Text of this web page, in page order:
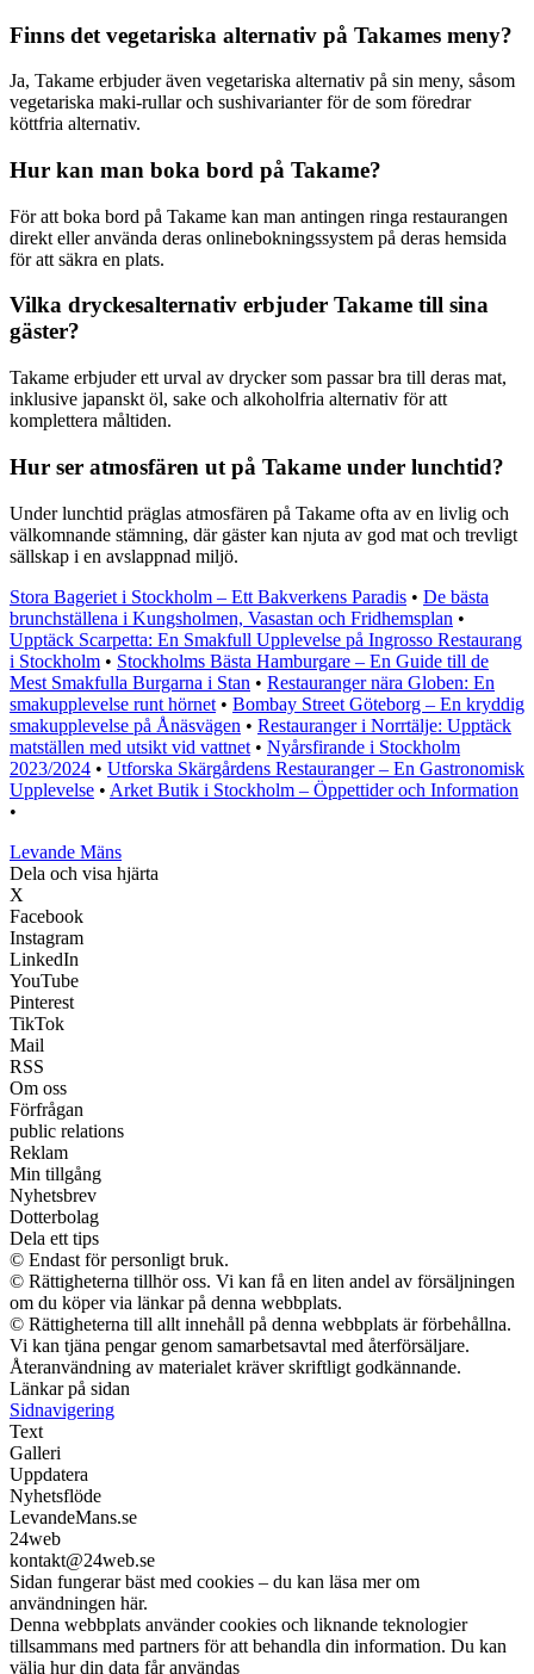
Finns det vegetariska alternativ på Takames meny?
Ja, Takame erbjuder även vegetariska alternativ på sin meny, såsom
vegetariska maki-rullar och sushivarianter för de som föredrar
köttfria alternativ.
Hur kan man boka bord på Takame?
För att boka bord på Takame kan man antingen ringa restaurangen
direkt eller använda deras onlinebokningssystem på deras hemsida
för att säkra en plats.
Vilka dryckesalternativ erbjuder Takame till sina
gäster?
Takame erbjuder ett urval av drycker som passar bra till deras mat,
inklusive japanskt öl, sake och alkoholfria alternativ för att
komplettera måltiden.
Hur ser atmosfären ut på Takame under lunchtid?
Under lunchtid präglas atmosfären på Takame ofta av en livlig och
välkomnande stämning, där gäster kan njuta av god mat och trevligt
sällskap i en avslappnad miljö.
Stora Bageriet i Stockholm – Ett Bakverkens Paradis • De bästa
brunchställena i Kungsholmen, Vasastan och Fridhemsplan •
Upptäck Scarpetta: En Smakfull Upplevelse på Ingrosso Restaurang
i Stockholm • Stockholms Bästa Hamburgare – En Guide till de
Mest Smakfulla Burgarna i Stan • Restauranger nära Globen: En
smakupplevelse runt hörnet • Bombay Street Göteborg – En kryddig
smakupplevelse på Ånäsvägen • Restauranger i Norrtälje: Upptäck
matställen med utsikt vid vattnet • Nyårsfirande i Stockholm
2023/2024 • Utforska Skärgårdens Restauranger – En Gastronomisk
Upplevelse • Arket Butik i Stockholm – Öppettider och Information
•
Levande Mäns
Dela och visa hjärta
X
Facebook
Instagram
LinkedIn
YouTube
Pinterest
TikTok
Mail
RSS
Om oss
Förfrågan
public relations
Reklam
Min tillgång
Nyhetsbrev
Dotterbolag
Dela ett tips
© Endast för personligt bruk.
© Rättigheterna tillhör oss. Vi kan få en liten andel av försäljningen
om du köper via länkar på denna webbplats.
© Rättigheterna till allt innehåll på denna webbplats är förbehållna.
Vi kan tjäna pengar genom samarbetsavtal med återförsäljare.
Återanvändning av materialet kräver skriftligt godkännande.
Länkar på sidan
Sidnavigering
Text
Galleri
Uppdatera
Nyhetsflöde
LevandeMans.se
24web
kontakt@24web.se
Sidan fungerar bäst med cookies – du kan läsa mer om
användningen här.
Denna webbplats använder cookies och liknande teknologier
tillsammans med partners för att behandla din information. Du kan
välja hur din data får användas